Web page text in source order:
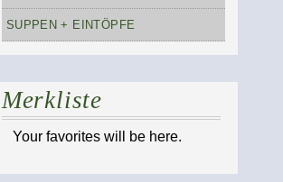
SUPPEN + EINTÖPFE
Merkliste
Your favorites will be here.